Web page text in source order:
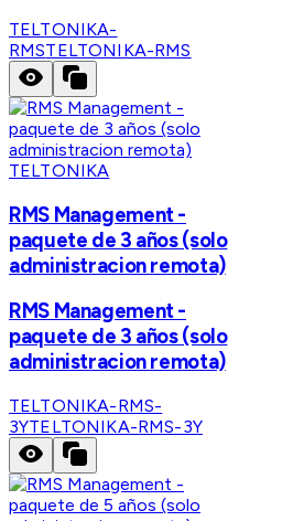
TELTONIKA-
RMSTELTONIKA-RMS
TELTONIKA
RMS Management -
paquete de 3 años (solo
administracion remota)
RMS Management -
paquete de 3 años (solo
administracion remota)
TELTONIKA-RMS-
3YTELTONIKA-RMS-3Y